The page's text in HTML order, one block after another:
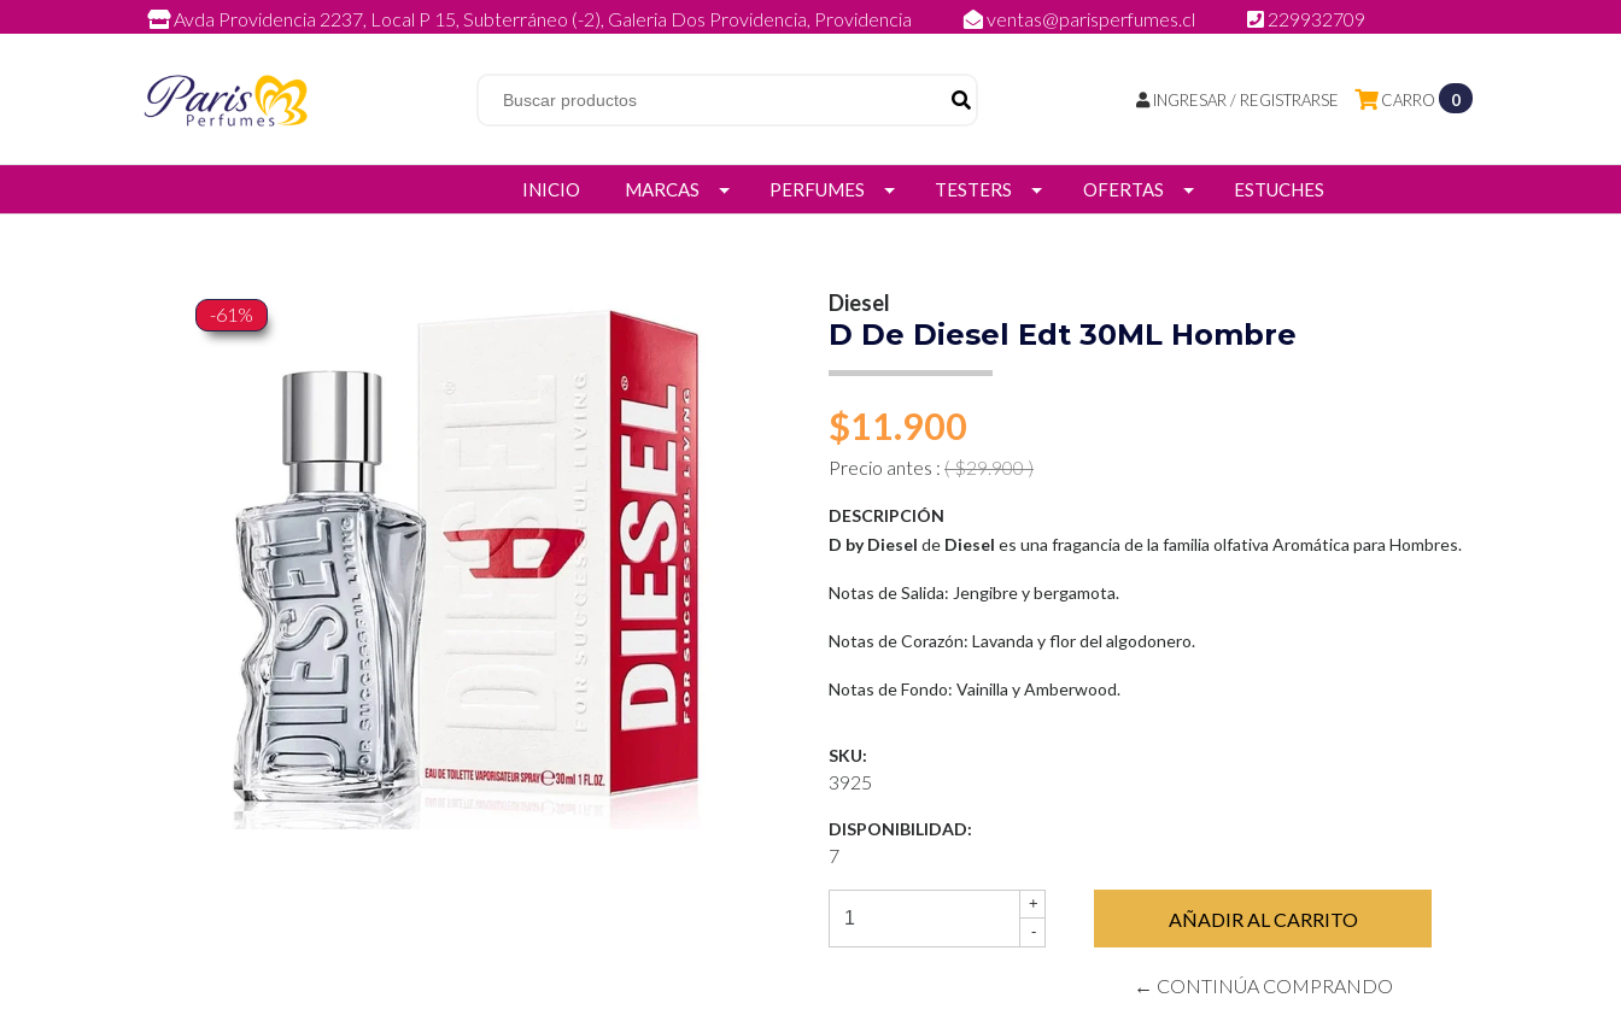
Avda Providencia 2237, Local P 15, Subterráneo (-2), Galeria Dos Providencia, Providencia ventas@parisperfumes.cl 229932709
CARRO 0
INGRESAR / REGISTRARSE
INICIO MARCAS PERFUMES TESTERS OFERTAS ESTUCHES
-61% Diesel
D De Diesel Edt 30ML Hombre
$11.900
Precio antes : ( $29.900 )
DESCRIPCIÓN
D by Diesel de Diesel es una fragancia de la familia olfativa Aromática para Hombres.
Notas de Salida: Jengibre y bergamota.
Notas de Corazón: Lavanda y flor del algodonero.
Notas de Fondo: Vainilla y Amberwood.
SKU:
3925
DISPONIBILIDAD:
7
+
-
← CONTINÚA COMPRANDO